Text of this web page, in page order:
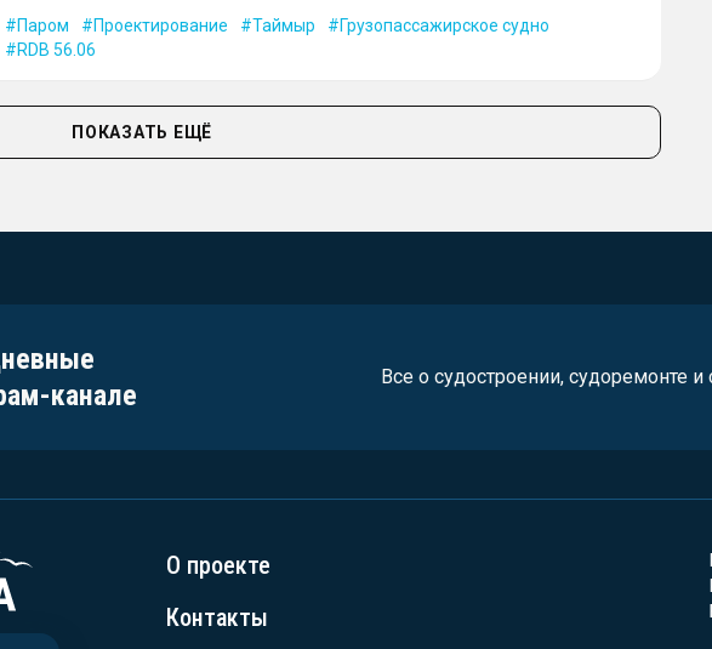
Паром Проектирование Таймыр
Грузопассажирское судно
RDB 56.06
ПОКАЗАТЬ ЕЩЁ
канале
Все о судостроении, судоремонте и
О проекте
Контакты